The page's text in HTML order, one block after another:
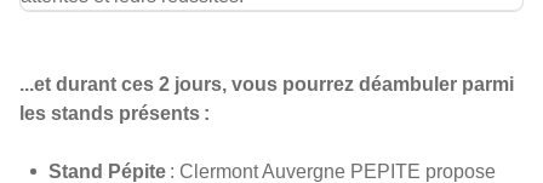
...et durant ces 2 jours, vous pourrez déambuler parmi
les stands présents :
Stand Pépite : Clermont Auvergne PEPITE propose